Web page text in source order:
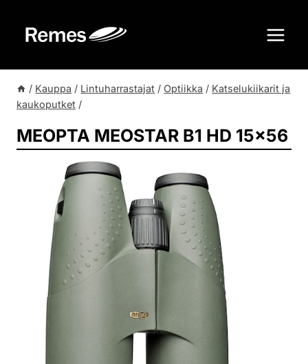
sisältöön
/ Kauppa / Lintuharrastajat / Optiikka / Katselukiikarit ja
kaukoputket /
MEOPTA MEOSTAR B1 HD 15×56